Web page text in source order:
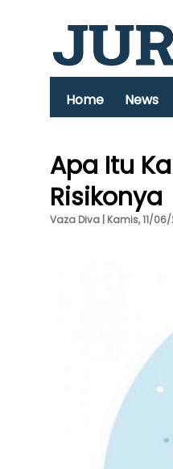
Home News
Apa Itu
Risikonya
Vaza Diva | Kamis, 11/